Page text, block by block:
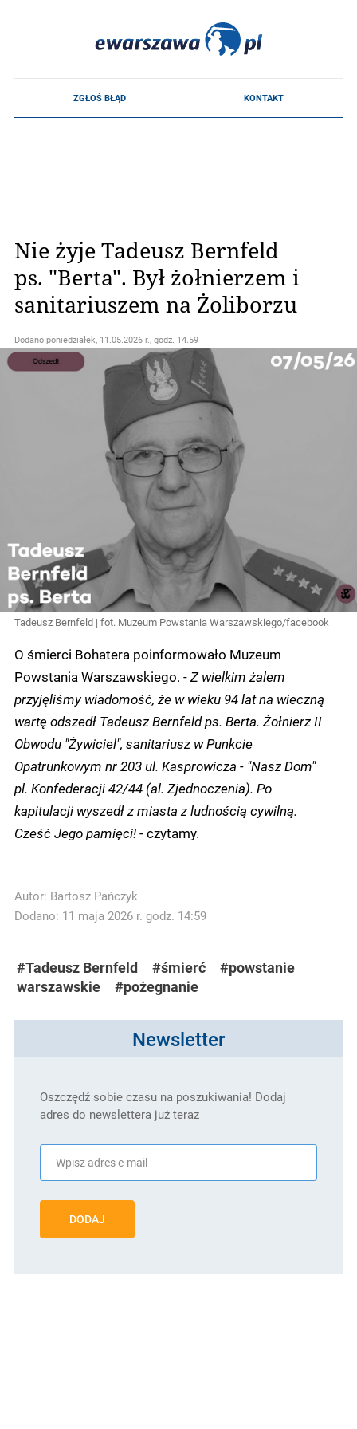
Nie żyje Tadeusz Bernfeld
ps. "Berta". Był żołnierzem i
sanitariuszem na Żoliborzu
Dodano poniedziałek, 11.05.2026 r., godz. 14.59
Tadeusz Bernfeld | fot. Muzeum Powstania Warszawskiego/facebook
O śmierci Bohatera poinformowało Muzeum
Powstania Warszawskiego. -Z wielkim żalem
przyjęliśmy wiadomość, że w wieku 94 lat na wieczną
wartę odszedł Tadeusz Bernfeld ps. Berta. Żołnierz II
Obwodu "Żywiciel", sanitariusz w Punkcie
Opatrunkowym nr 203 ul. Kasprowicza - "Nasz Dom"
pl. Konfederacji 42/44 (al. Zjednoczenia). Po
kapitulacji wyszedł z miasta z ludnością cywilną.
Cześć Jego pamięci!- czytamy.
Autor: Bartosz Pańczyk
Dodano: 11 maja 2026 r. godz. 14:59
#Tadeusz Bernfeld #śmierć
#powstanie
warszawskie
#pożegnanie
Newsletter
Oszczędź sobie czasu na poszukiwania! Dodaj
adres do newslettera już teraz
DODAJ